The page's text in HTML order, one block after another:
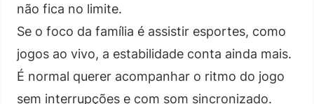
não fica no limite.
Se o foco da família é assistir esportes, como
jogos ao vivo, a estabilidade conta ainda mais.
É normal querer acompanhar o ritmo do jogo
sem interrupções e com som sincronizado.